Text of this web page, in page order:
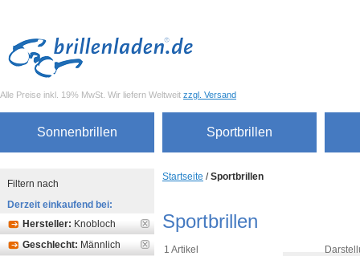
Alle Preise inkl. 19% MwSt. Wir liefern Weltweit zzgl. Versand
Sonnenbrillen Sportbrillen
Startseite /Sportbrillen
Sportbrillen
1 Artikel
Filtern nach
Derzeit einkaufend bei:
Hersteller: Knobloch
Geschlecht: Männlich